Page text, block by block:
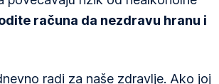
računa da nezdravu hranu i
radi za naše zdravlje. Ako joj